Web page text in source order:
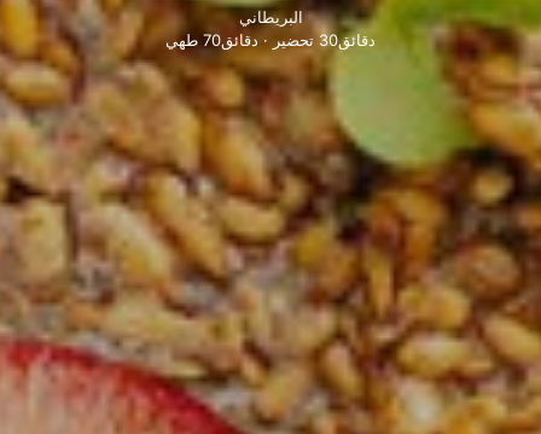
البريطاني
دقائق30 تحضير · دقائق70 طهي